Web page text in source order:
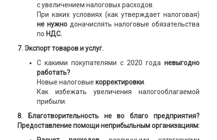
с увеличением налоговых расходов.
При каких условиях (как утверждает налоговая)
не нужнодоначислять налоговые обязательства
по НДС.
7. Экспорт товаров и услуг.
С какими покупателями с 2020 годаневыгодно
работать?
Новые налоговые корректировки.
Как избежать увеличения налогооблагаемой
прибыли.
8. Благотворительность не во благо предприятия?
Предоставление помощи неприбыльным организациям: